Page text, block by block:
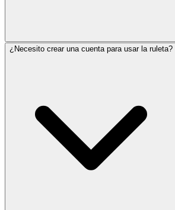
¿Necesito crear una cuenta para usar la ruleta?